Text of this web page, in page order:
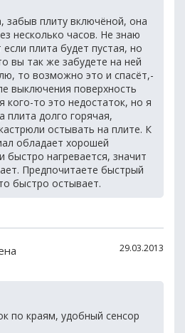
забыв плиту включёной, она
несколько часов. Не знаю
плита будет пустая, но
вы так же забудете на ней
то возможно это и спасёт,-
выключения поверхность
кого-то это недостаток, но я
плита долго горячая,
остывать на плите. К
обладает хорошей
быстро нагревается, значит
Предпочитаете быстрый
быстро остывает.
29.03.2013
по краям, удобный сенсор